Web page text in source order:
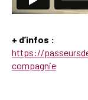
+ d’infos :
https://
compagnie